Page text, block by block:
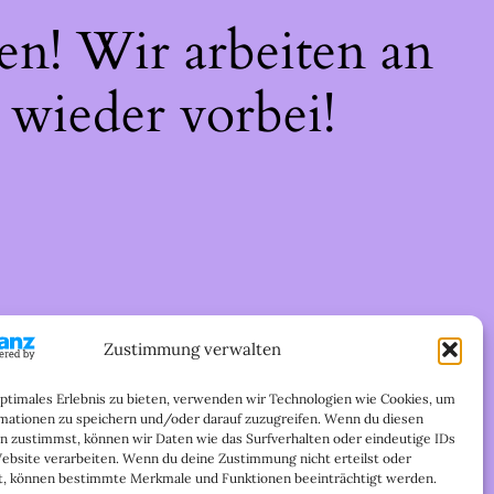
Zustimmung verwalten
Erlebnis zu bieten, verwenden wir Technologien wie Cookies, um
zu speichern und/oder darauf zuzugreifen. Wenn du diesen
zustimmst, können wir Daten wie das Surfverhalten oder eindeutige IDs
verarbeiten. Wenn du deine Zustimmung nicht erteilst oder
können bestimmte Merkmale und Funktionen beeinträchtigt werden.
Wir arbeiten an
vorbei!